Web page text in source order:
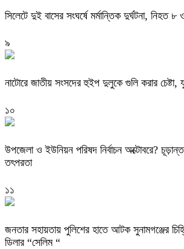
সিলেটে দুই বাসের সংঘর্ষে মর্মান্তিক দুর্ঘটনা,
৯
নাটোরে জাতীয় সংসদের হুইপ দুলুকে গুলি করার
১০
উপজেলা ও ইউনিয়ন পরিষদ নির্বাচন অক্টোবরে?
তৎপরতা
১১
জনতার সহায়তায় পুলিশের হাতে আটক সুনামগঞ্জের
ডিলার “সেলিম “